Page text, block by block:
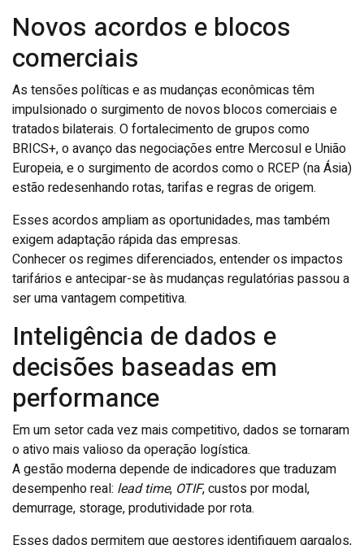
Novos acordos e blocos
comerciais
As tensões políticas e as mudanças econômicas têm
impulsionado o surgimento de novos blocos comerciais e
tratados bilaterais. O fortalecimento de grupos como
BRICS+, o avanço das negociações entre Mercosul e União
Europeia, e o surgimento de acordos como o RCEP (na Ásia)
estão redesenhando rotas, tarifas e regras de origem.
Esses acordos ampliam as oportunidades, mas também
exigem adaptação rápida das empresas.
Conhecer os regimes diferenciados, entender os impactos
tarifários e antecipar-se às mudanças regulatórias passou a
ser uma vantagem competitiva.
Inteligência de dados e
decisões baseadas em
performance
Em um setor cada vez mais competitivo, dados se tornaram
o ativo mais valioso da operação logística.
A gestão moderna depende de indicadores que traduzam
desempenho real: lead time, OTIF, custos por modal,
demurrage, storage, produtividade por rota.
Esses dados permitem que gestores identifiquem gargalos,